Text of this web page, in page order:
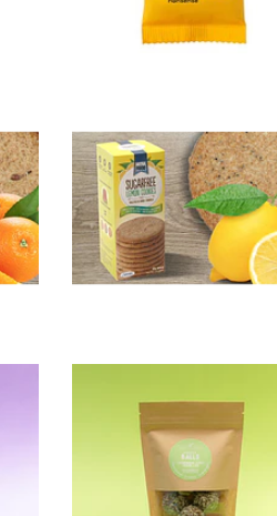
Galletas sin
Az...
$3.990
Energy
Balls Al...